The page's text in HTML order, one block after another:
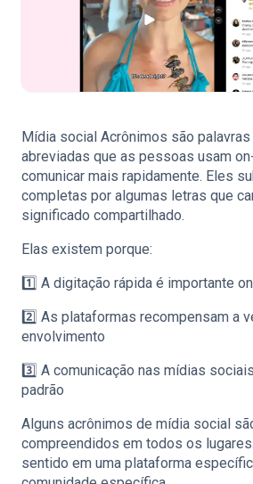
Mídia social Acrônimos são
abreviadas que as pessoas usam
comunicar mais rapidamente. Eles
completas por algumas letras que
significado compartilhado.
Elas existem porque:
1️⃣ A digitação rápida é importante
2️⃣ As plataformas recompensam a
envolvimento
3️⃣ A comunicação nas mídias
padrão
Alguns acrônimos de mídia social
compreendidos em todos os
sentido em uma plataforma